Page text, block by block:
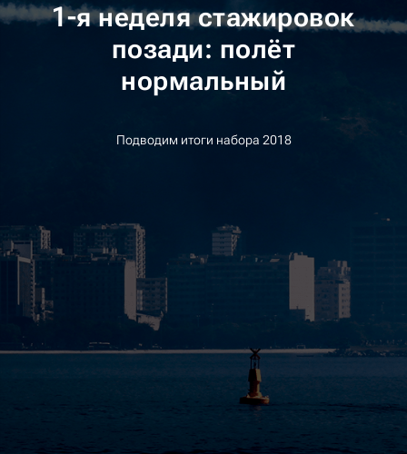
1-я неделя стажировок
позади: полёт
нормальный
Подводим итоги набора 2018